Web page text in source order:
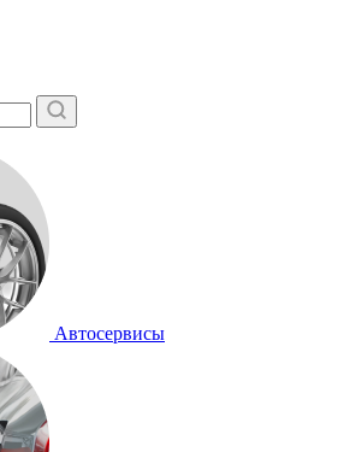
Автосервисы